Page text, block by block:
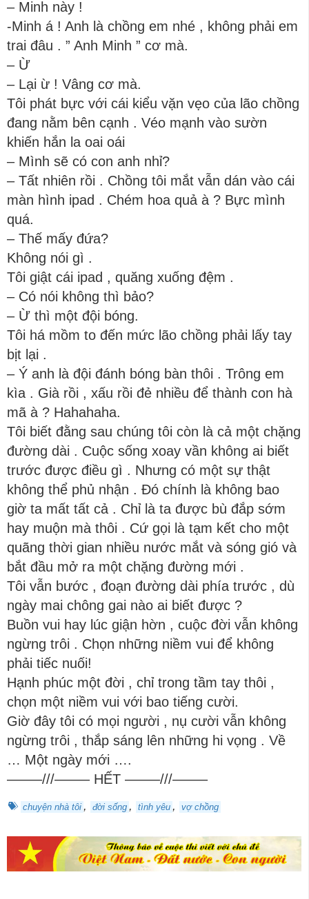
– Minh này !
-Minh á ! Anh là chồng em nhé , không phải em
trai đâu . ” Anh Minh ” cơ mà.
– Ừ
– Lại ừ ! Vâng cơ mà.
Tôi phát bực với cái kiểu vặn vẹo của lão chồng
đang nằm bên cạnh . Véo mạnh vào sườn
khiến hắn la oai oái
– Mình sẽ có con anh nhỉ?
– Tất nhiên rồi . Chồng tôi mắt vẫn dán vào cái
màn hình ipad . Chém hoa quả à ? Bực mình
quá.
– Thế mấy đứa?
Không nói gì .
Tôi giật cái ipad , quăng xuống đệm .
– Có nói không thì bảo?
– Ừ thì một đội bóng.
Tôi há mồm to đến mức lão chồng phải lấy tay
bịt lại .
– Ý anh là đội đánh bóng bàn thôi . Trông em
kìa . Già rồi , xấu rồi đẻ nhiều để thành con hà
mã à ? Hahahaha.
Tôi biết đằng sau chúng tôi còn là cả một chặng
đường dài . Cuộc sống xoay vần không ai biết
trước được điều gì . Nhưng có một sự thật
không thể phủ nhận . Đó chính là không bao
giờ ta mất tất cả . Chỉ là ta được bù đắp sớm
hay muộn mà thôi . Cứ gọi là tạm kết cho một
quãng thời gian nhiều nước mắt và sóng gió và
bắt đầu mở ra một chặng đường mới .
Tôi vẫn bước , đoạn đường dài phía trước , dù
ngày mai chông gai nào ai biết được ?
Buồn vui hay lúc giận hờn , cuộc đời vẫn không
ngừng trôi . Chọn những niềm vui để không
phải tiếc nuối!
Hạnh phúc một đời , chỉ trong tầm tay thôi ,
chọn một niềm vui với bao tiếng cười.
Giờ đây tôi có mọi người , nụ cười vẫn không
ngừng trôi , thắp sáng lên những hi vọng . Về
… Một ngày mới ….
——–///——– HẾT ——–///——–
chuyện nhà tôi , đời sống , tình yêu , vợ chồng